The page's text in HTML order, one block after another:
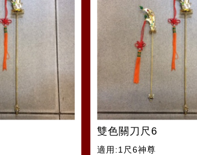
雙色關刀尺6
適用:1尺6神尊